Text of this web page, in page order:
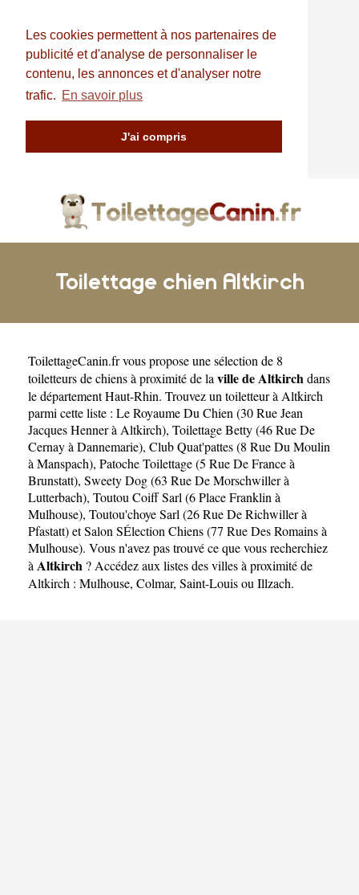
Les cookies permettent à nos partenaires de
publicité et d'analyse de personnaliser le
contenu, les annonces et d'analyser notre
trafic. En savoir plus
J'ai compris
Toilettage chien Altkirch
ToilettageCanin.frvous propose une sélection de 8
toiletteurs de chiens à proximité de la ville de Altkirchdans
le départementHaut-Rhin. Trouvez un toiletteur à Altkirch
parmi cette liste : Le Royaume Du Chien (30 Rue Jean
Jacques Henner à Altkirch), Toilettage Betty (46 Rue De
Cernay à Dannemarie), Club Quat'pattes (8 Rue Du Moulin
à Manspach), Patoche Toilettage (5 Rue De France à
Brunstatt), Sweety Dog (63 Rue De Morschwiller à
Lutterbach), Toutou Coiff Sarl (6 Place Franklin à
Mulhouse), Toutou'choye Sarl (26 Rue De Richwiller à
Pfastatt)etSalon SÉlection Chiens (77 Rue Des Romains à
Mulhouse). Vous n'avez pas trouvé ce que vous recherchiez
à Altkirch ? Accédez aux listes des villes à proximité de
Altkirch : Mulhouse, Colmar, Saint-Louisou Illzach.